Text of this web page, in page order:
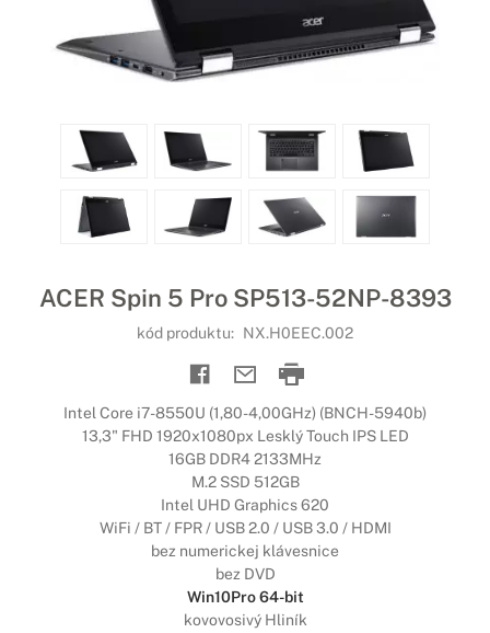
ACER Spin 5 Pro SP513-52NP-8393
kód produktu: NX.H0EEC.002
Intel Core i7-8550U (1,80-4,00GHz) (BNCH-5940b)
13,3" FHD 1920x1080px Lesklý Touch IPS LED
16GB DDR4 2133MHz
M.2 SSD 512GB
Intel UHD Graphics 620
WiFi / BT / FPR / USB 2.0 / USB 3.0 / HDMI
bez numerickej klávesnice
bez DVD
Win10Pro 64-bit
kovovosivý Hliník